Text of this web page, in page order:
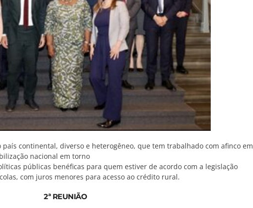
país continental, diverso e heterogêneo, que tem trabalhado com afinco em
nacional em torno
públicas benéficas para quem estiver de acordo com a legislação
com juros menores para acesso ao crédito rural.
2ª REUNIÃO